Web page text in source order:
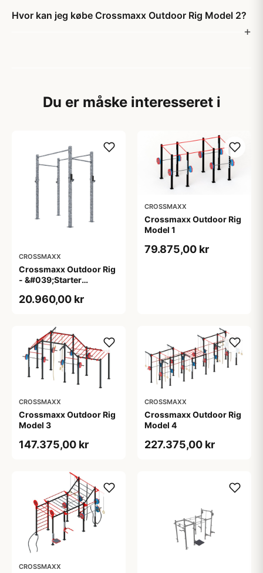
Hvor kan jeg købe Crossmaxx Outdoor Rig Model 2?
Du er måske interesseret i
CROSSMAXX
Crossmaxx Outdoor Rig
- &#039;Starter
til udendørs gym, med
20.960,00 kr
CROSSMAXX
Crossmaxx Outdoor Rig
Model 1
79.875,00 kr
CROSSMAXX
Crossmaxx Outdoor Rig
Model 3
147.375,00 kr
CROSSMAXX
Crossmaxx Outdoor Rig
Model 4
227.375,00 kr
CROSSMAXX